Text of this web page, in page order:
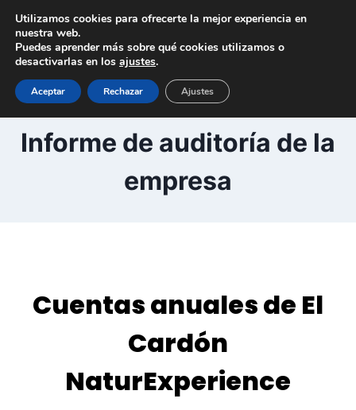
contenido
Cuentas anuales e
Informe de auditoría de la
empresa
Cuentas anuales de El
Cardón
NaturExperience
Utilizamos cookies para ofrecerte la mejor experiencia en
nuestra web.
Puedes aprender más sobre qué cookies utilizamos o
desactivarlas en los ajustes.
Aceptar Rechazar Ajustes